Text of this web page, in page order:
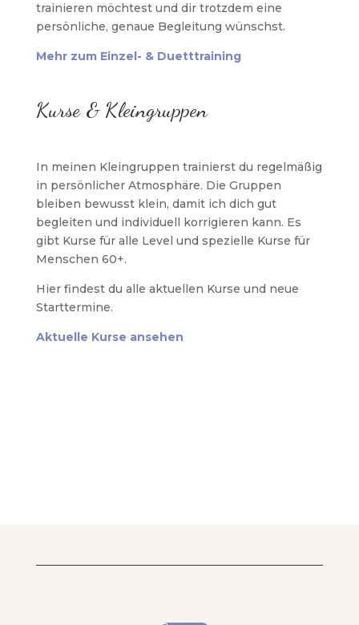
trainieren möchtest und dir trotzdem eine
persönliche, genaue Begleitung wünschst.
Mehr zum Einzel- & Duetttraining
Kurse & Kleingruppen
In meinen Kleingruppen trainierst du regelmäßig
in persönlicher Atmosphäre. Die Gruppen
bleiben bewusst klein, damit ich dich gut
begleiten und individuell korrigieren kann. Es
gibt Kurse für alle Level und spezielle Kurse für
Menschen 60+.
Hier findest du alle aktuellen Kurse und neue
Starttermine.
Aktuelle Kurse ansehen